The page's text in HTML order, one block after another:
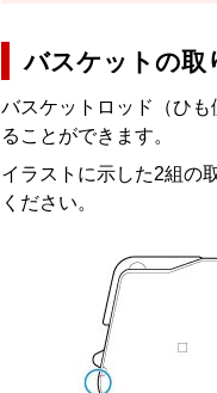
バスケット の取
バスケットロッド（ひも
ることができます。
イラストに示した2組の
ください。